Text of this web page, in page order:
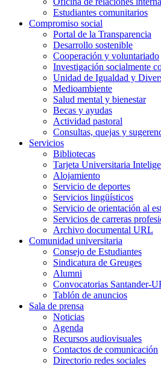
Estudiantes comunitarios
Compromiso social
Portal de la Transparencia
Desarrollo sostenible
Cooperación y voluntariado
Investigación socialmente
Unidad de Igualdad y
Medioambiente
Salud mental y bienestar
Becas y ayudas
Actividad pastoral
Consultas, quejas y
Servicios
Bibliotecas
Tarjeta Universitaria
Alojamiento
Servicio de deportes
Servicios lingüísticos
Servicio de orientación al
Servicios de carreras
Archivo documental URL
Comunidad universitaria
Consejo de Estudiantes
Sindicatura de Greuges
Alumni
Convocatorias Santander-
Tablón de anuncios
Sala de prensa
Noticias
Agenda
Recursos audiovisuales
Contactos de comunicación
Directorio redes sociales